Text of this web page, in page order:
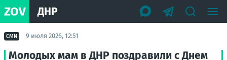
ZOV ДНР
СМИ 9 июля 2026, 12:51
Молодых мам в ДНР поздравили с Днем